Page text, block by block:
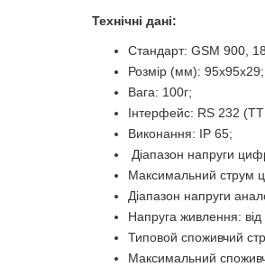
Технічні дані:
Стандарт: GSM 900,
Розмір (мм): 95х95х29;
Вага: 100г;
Інтерфейс: RS 232
Виконання: IP 65;
Діапазон напруги
Максимальний струм
Діапазон напруги
Напруга живлення:
Типовой споживчий
Максимальний